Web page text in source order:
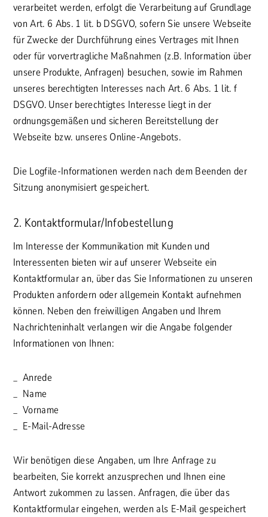
verarbeitet werden, erfolgt die Verarbeitung auf Grundlage
von Art. 6 Abs. 1 lit. b DSGVO, sofern Sie unsere Webseite
für Zwecke der Durchführung eines Vertrages mit Ihnen
oder für vorvertragliche Maßnahmen (z.B. Information über
unsere Produkte, Anfragen) besuchen, sowie im Rahmen
unseres berechtigten Interesses nach Art. 6 Abs. 1 lit. f
DSGVO. Unser berechtigtes Interesse liegt in der
ordnungsgemäßen und sicheren Bereitstellung der
Webseite bzw. unseres Online-Angebots.
Die Logfile-Informationen werden nach dem Beenden der
Sitzung anonymisiert gespeichert.
2. Kontaktformular/Infobestellung
Im Interesse der Kommunikation mit Kunden und
Interessenten bieten wir auf unserer Webseite ein
Kontaktformular an, über das Sie Informationen zu unseren
Produkten anfordern oder allgemein Kontakt aufnehmen
können. Neben den freiwilligen Angaben und Ihrem
Nachrichteninhalt verlangen wir die Angabe folgender
Informationen von Ihnen:
Anrede
Name
Vorname
E-Mail-Adresse
Wir benötigen diese Angaben, um Ihre Anfrage zu
bearbeiten, Sie korrekt anzusprechen und Ihnen eine
Antwort zukommen zu lassen. Anfragen, die über das
Kontaktformular eingehen, werden als E-Mail gespeichert